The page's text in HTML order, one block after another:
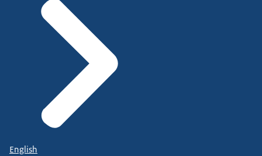
English